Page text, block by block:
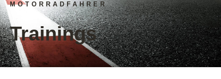
MOTORRADFAHRER
Trainings